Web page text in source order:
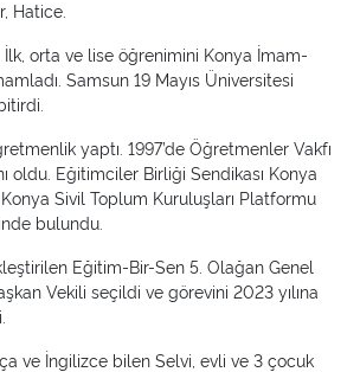
Hatice.
İlk, orta ve lise öğrenimini Konya İmam-
Samsun 19 Mayıs Üniversitesi
yaptı. 1997’de Öğretmenler Vakfı
oldu. Eğitimciler Birliği Sendikası Konya
Konya Sivil Toplum Kuruluşları Platformu
bulundu.
Eğitim-Bir-Sen 5. Olağan Genel
Vekili seçildi ve görevini 2023 yılına
ve İngilizce bilen Selvi, evli ve 3 çocuk